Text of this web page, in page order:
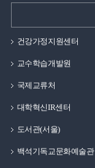
건강가정지원센터
교수학습개발원
국제교류처
대학혁신IR센터
도서관(서울)
백석기독교문화예술관